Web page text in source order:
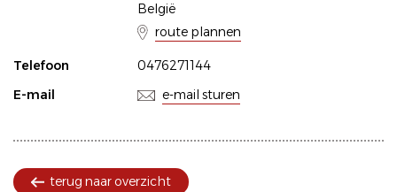
België
route plannen
Telefoon
0476271144
E-mail
e-mail sturen
terug naar overzicht